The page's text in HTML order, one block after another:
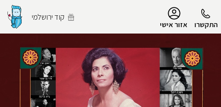
התקשרו אזור אישי
קוד ירושלמי
הפרופיל שלי
התנתק